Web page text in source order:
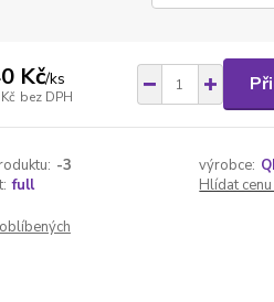
Kč/ks
bez DPH
-3 výrobce:
full Hlídat